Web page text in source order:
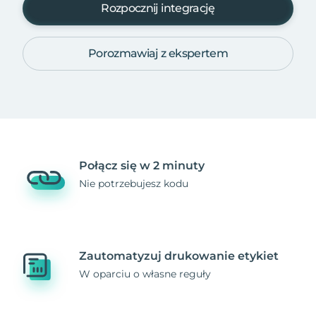
Rozpocznij integrację
Porozmawiaj z ekspertem
Połącz się w 2 minuty
Nie potrzebujesz kodu
Zautomatyzuj drukowanie etykiet
W oparciu o własne reguły